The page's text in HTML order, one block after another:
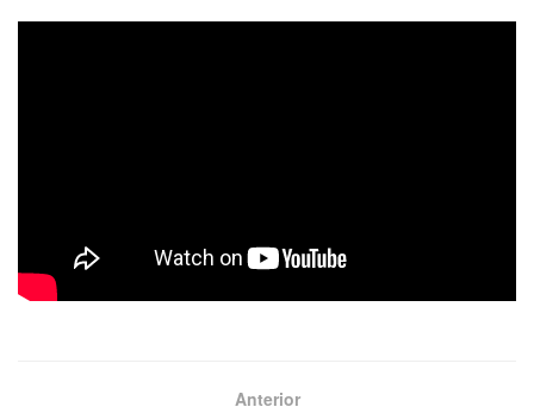
Anterior